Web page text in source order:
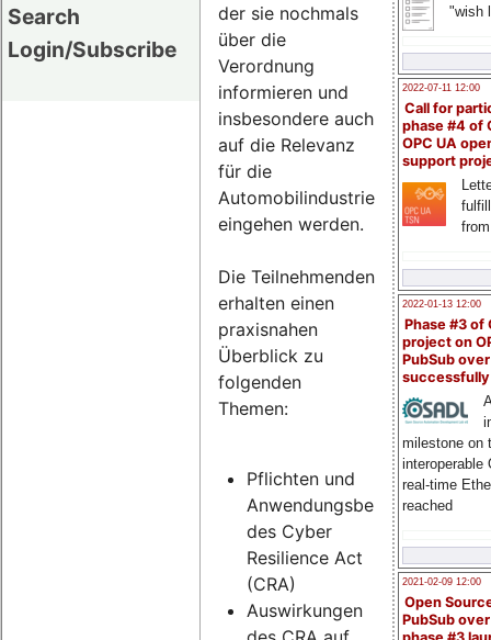
Search
Login/Subscribe
"wish
2022-07-11 12:00
Call for
phase #4 of
OPC UA
support
2022-01-13 12:00
Phase #3 of
project on
PubSub over
milestone on
interoperable
real-time
reached
2021-02-09 12:00
Open
PubSub
der sie nochmals
über die
Verordnung
informieren und
insbesondere auch
auf die Relevanz
für die
Automobilindustrie
eingehen werden.
Die Teilnehmenden
erhalten einen
praxisnahen
Überblick zu
folgenden
Themen:
Pflichten und
Anwendungsbereich
des Cyber
Resilience Act
(CRA)
Auswirkungen